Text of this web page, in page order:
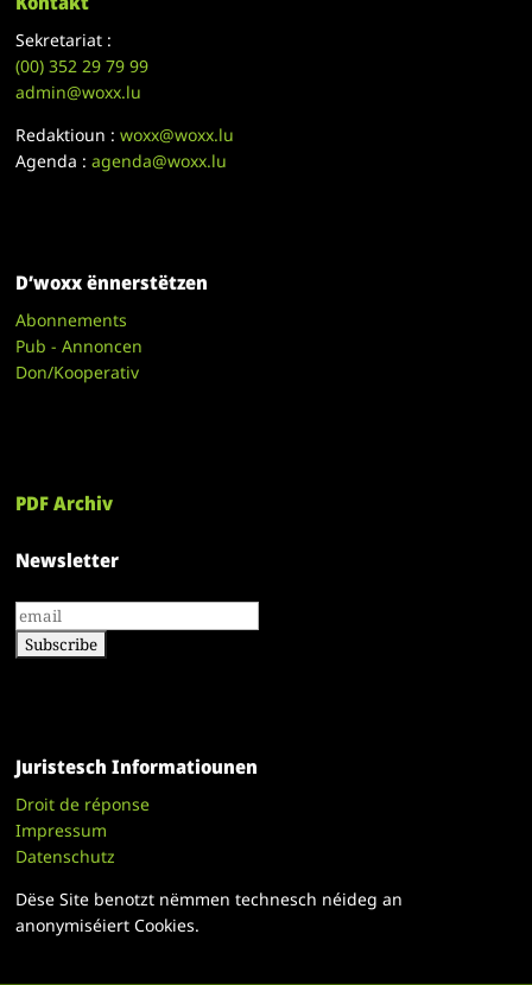
Sekretariat :
(00)352 29 79 99
admin@woxx.lu
Redaktioun :woxx@woxx.lu
Agenda :agenda@woxx.lu
D’woxx ënnerstëtzen
Abonnements
Pub - Annoncen
Don/Kooperativ
PDF Archiv
Newsletter
Juristesch Informatiounen
Droit de réponse
Impressum
Datenschutz
Dëse Site benotzt nëmmen technesch néideg an
anonymiséiert Cookies.